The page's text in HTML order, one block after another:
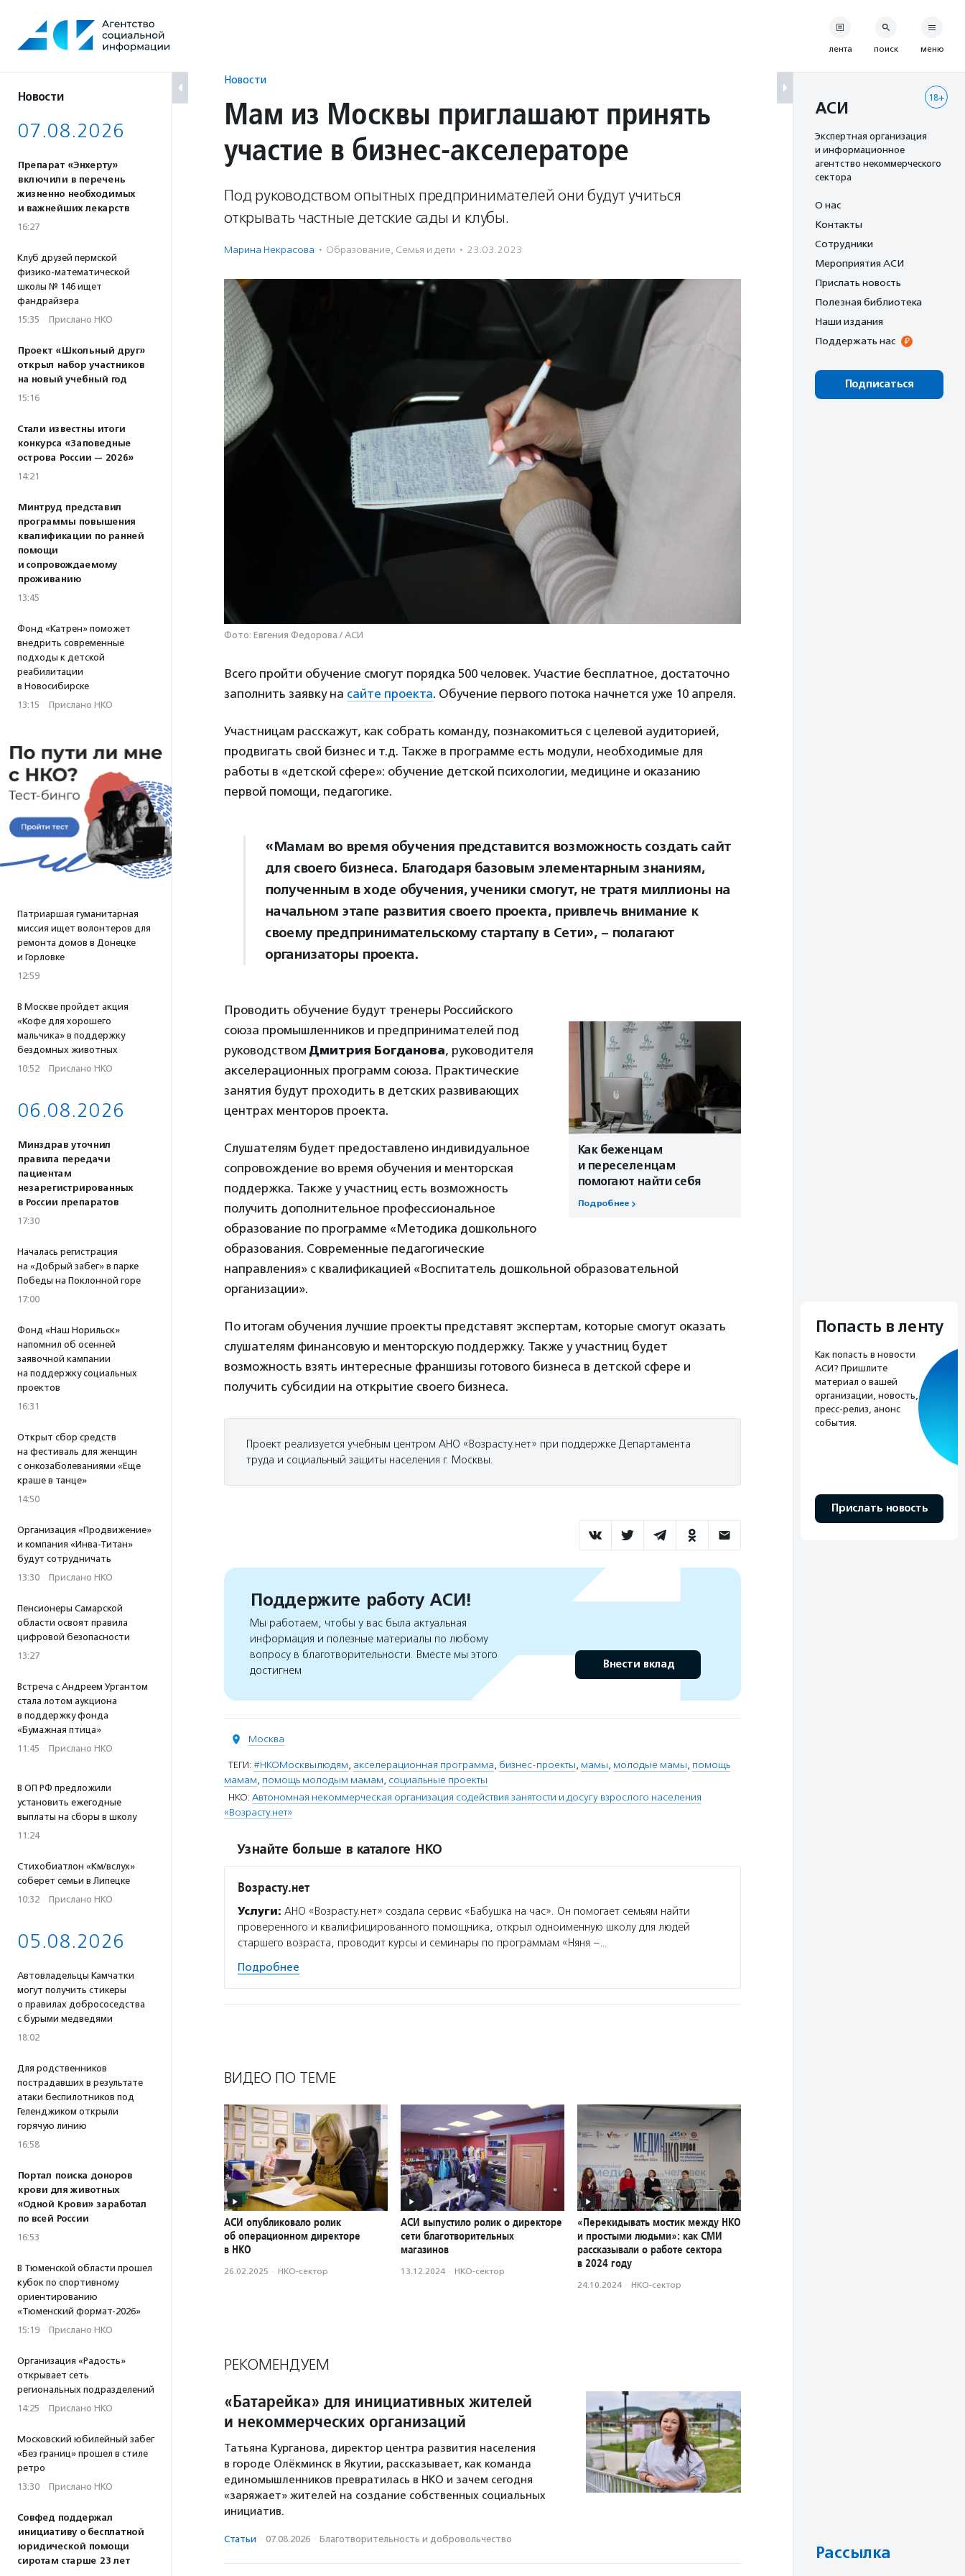
содержанию
Новости
07.08.2026
Препарат «Энхерту»
включили в перечень
жизненно необходимых
и важнейших лекарств
16:27
Клуб друзей пермской
физико-математической
школы № 146 ищет
фандрайзера
15:35 · Прислано НКО
Проект «Школьный друг»
открыл набор участников
на новый учебный год
15:16
Стали известны итоги
конкурса «Заповедные
острова России — 2026»
14:21
Минтруд представил
программы повышения
квалификации по ранней
помощи
и сопровождаемому
проживанию
13:45
Фонд «Катрен» поможет
внедрить современные
подходы к детской
реабилитации
в Новосибирске
13:15 · Прислано НКО
Патриаршая гуманитарная
миссия ищет волонтеров для
ремонта домов в Донецке
и Горловке
12:59
В Москве пройдет акция
«Кофе для хорошего
мальчика» в поддержку
бездомных животных
10:52 · Прислано НКО
06.08.2026
Минздрав уточнил
правила передачи
пациентам
незарегистрированных
в России препаратов
17:30
Началась регистрация
на «Добрый забег» в парке
Победы на Поклонной горе
17:00
Фонд «Наш Норильск»
напомнил об осенней
заявочной кампании
на поддержку социальных
проектов
16:31
Открыт сбор средств
на фестиваль для женщин
с онкозаболеваниями «Еще
краше в танце»
14:50
Организация «Продвижение»
и компания «Инва-Титан»
будут сотрудничать
13:30 · Прислано НКО
Пенсионеры Самарской
области освоят правила
цифровой безопасности
13:27
Встреча с Андреем Ургантом
стала лотом аукциона
в поддержку фонда
«Бумажная птица»
11:45 · Прислано НКО
В ОП РФ предложили
установить ежегодные
выплаты на сборы в школу
11:24
Стихобиатлон «Км/вслух»
соберет семьи в Липецке
10:32 · Прислано НКО
05.08.2026
Автовладельцы Камчатки
могут получить стикеры
о правилах добрососедства
с бурыми медведями
18:02
Для родственников
пострадавших в результате
атаки беспилотников под
Геленджиком открыли
горячую линию
16:58
Портал поиска доноров
крови для животных
«Одной Крови» заработал
по всей России
16:53
В Тюменской области прошел
кубок по спортивному
ориентированию
«Тюменский формат-2026»
15:19 · Прислано НКО
Организация «Радость»
открывает сеть
региональных подразделений
14:25 · Прислано НКО
Московский юбилейный забег
«Без границ» прошел в стиле
ретро
13:30 · Прислано НКО
Совфед поддержал
инициативу о бесплатной
юридической помощи
сиротам старше 23 лет
Новости
Мам из Москвы приглашают принять
участие в бизнес-акселераторе
Под руководством опытных предпринимателей они будут учиться
открывать частные детские сады и клубы.
Марина Некрасова · Образование, Семья и дети · 23.03.2023
Фото: Евгения Федорова / АСИ
Всего пройти обучение смогут порядка 500 человек. Участие бесплатное, достаточно
заполнить заявку на сайте проекта. Обучение первого потока начнется уже 10 апреля.
Участницам расскажут, как собрать команду, познакомиться с целевой аудиторией,
продвигать свой бизнес и т.д. Также в программе есть модули, необходимые для
работы в «детской сфере»: обучение детской психологии, медицине и оказанию
первой помощи, педагогике.
«Мамам во время обучения представится возможность создать сайт
для своего бизнеса. Благодаря базовым элементарным знаниям,
полученным в ходе обучения, ученики смогут, не тратя миллионы на
начальном этапе развития своего проекта, привлечь внимание к
своему предпринимательскому стартапу в Сети», – полагают
организаторы проекта.
Как беженцам
и переселенцам
помогают найти себя
Подробнее
Проводить обучение будут тренеры Российского
союза промышленников и предпринимателей под
руководством Дмитрия Богданова, руководителя
акселерационных программ союза. Практические
занятия будут проходить в детских развивающих
центрах менторов проекта.
Слушателям будет предоставлено индивидуальное
сопровождение во время обучения и менторская
поддержка. Также у участниц есть возможность
получить дополнительное профессиональное
образование по программе «Методика дошкольного
образования. Современные педагогические
направления» с квалификацией «Воспитатель дошкольной образовательной
организации».
По итогам обучения лучшие проекты представят экспертам, которые смогут оказать
слушателям финансовую и менторскую поддержку. Также у участниц будет
возможность взять интересные франшизы готового бизнеса в детской сфере и
получить субсидии на открытие своего бизнеса.
Проект реализуется учебным центром АНО «Возрасту.нет» при поддержке Департамента
труда и социальный защиты населения г. Москвы.
Поддержите работу АСИ!
Мы работаем, чтобы у вас была актуальная
информация и полезные материалы по любому
вопросу в благотворительности. Вместе мы этого
достигнем
Внести вклад
Москва
ТЕГИ: #НКОМосквылюдям, акселерационная программа, бизнес-проекты, мамы, молодые мамы, помощь
мамам, помощь молодым мамам, социальные проекты
НКО: Автономная некоммерческая организация содействия занятости и досугу взрослого населения
«Возрасту.нет»
Узнайте больше в каталоге НКО
Возрасту.нет
Услуги: АНО «Возрасту.нет» создала сервис «Бабушка на час». Он помогает семьям найти
проверенного и квалифицированного помощника, открыл одноименную школу для людей
старшего возраста, проводит курсы и семинары по программам «Няня –…
Подробнее
ВИДЕО ПО ТЕМЕ
АСИ опубликовало ролик
об операционном директоре
в НКО
26.02.2025 · НКО-сектор
АСИ выпустило ролик о директоре
сети благотворительных
магазинов
13.12.2024 · НКО-сектор
«Перекидывать мостик между НКО
и простыми людьми»: как СМИ
рассказывали о работе сектора
в 2024 году
24.10.2024 · НКО-сектор
РЕКОМЕНДУЕМ
«Батарейка» для инициативных жителей
и некоммерческих организаций
Татьяна Курганова, директор центра развития населения
в городе Олёкминск в Якутии, рассказывает, как команда
единомышленников превратилась в НКО и зачем сегодня
«заряжает» жителей на создание собственных социальных
инициатив.
Статьи · 07.08.2026 · Благотвори­тель­ность и доброволь­чест­во
лента поиск меню
18+
АСИ
Экспертная организация
и информационное
агентство некоммерческого
сектора
О нас
Контакты
Сотрудники
Мероприятия АСИ
Прислать новость
Полезная библиотека
Наши издания
Поддержать нас
Подписаться
Попасть в ленту
Как попасть в новости
АСИ? Пришлите
материал о вашей
организации, новость,
пресс-релиз, анонс
события.
Прислать новость
Рассылка